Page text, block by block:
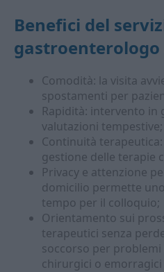
Benefici del
Comodità: la visita
spostamenti per
Rapidità: intervento
valutazioni tempestive;
Continuità
gestione delle terapie
Privacy e attenzione
domicilio permette
tempo per il colloquio;
Orientamento sui
terapeutici senza
soccorso per
chirurgici o emorragici